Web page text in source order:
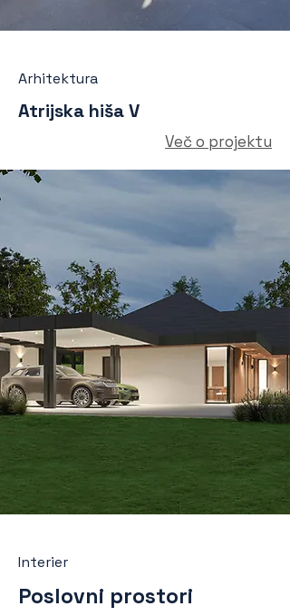
Arhitektura
Atrijska hiša V
Več o projektu
Interier
Poslovni prostori